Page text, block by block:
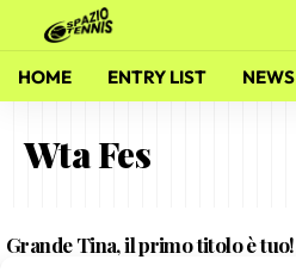
HOME ENTRY LIST NEWS
Wta Fes
Grande Tina, il primo titolo è tuo!